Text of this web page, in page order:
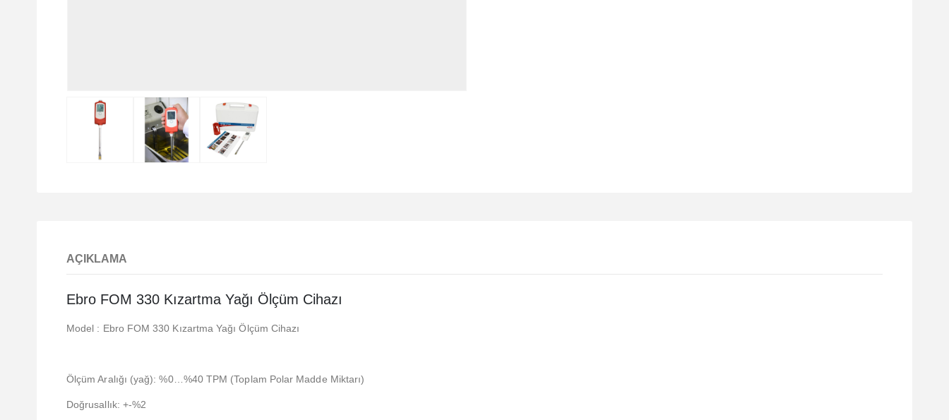
AÇIKLAMA
Ebro FOM 330 Kızartma Yağı Ölçüm Cihazı
Model : Ebro FOM 330 Kızartma Yağı Ölçüm Cihazı
Ölçüm Aralığı (yağ): %0…%40 TPM (Toplam Polar Madde Miktarı)
Doğrusallık: +-%2